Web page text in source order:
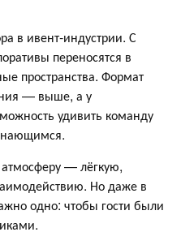
в ивент-индустрии. С
переносятся в
пространства. Формат
— выше, а у
удивить команду
— лёгкую,
Но даже в
одно: чтобы гости были